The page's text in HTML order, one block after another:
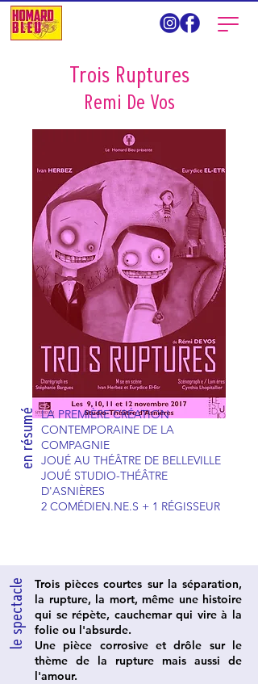
Trois Ruptures
Remi De Vos
en résumé LA PREMIÈRE CRÉATION
CONTEMPORAINE DE LA
COMPAGNIE
JOUÉ AU THÉÂTRE DE BELLEVILLE
JOUÉ STUDIO-THÉÂTRE
D'ASNIÈRES
2 COMÉDIEN.NE.S + 1 RÉGISSEUR
le spectacle
Trois pièces courtes sur la séparation,
la rupture, la mort, même une histoire
qui se répète, cauchemar qui vire à la
folie ou l'absurde.
Une pièce corrosive et drôle sur le
thème de la rupture mais aussi de
l'amour.